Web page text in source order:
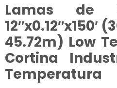
Lamas de
12″x0.12″x150′
45.72m) Low
Cortina
Temperatura